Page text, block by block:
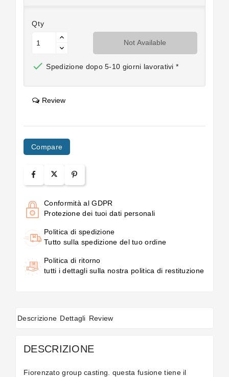
Qty
Not Available
 Spedizione dopo 5-10 giorni lavorativi *
Review
Compare
Conformità al GDPR
Protezione dei tuoi dati personali
Politica di spedizione
Tutto sulla spedizione del tuo ordine
Politica di ritorno
tutti i dettagli sulla nostra politica di restituzione
Descrizione Dettagli Review
DESCRIZIONE
Fiorenzato group casting. questa fusione tiene il